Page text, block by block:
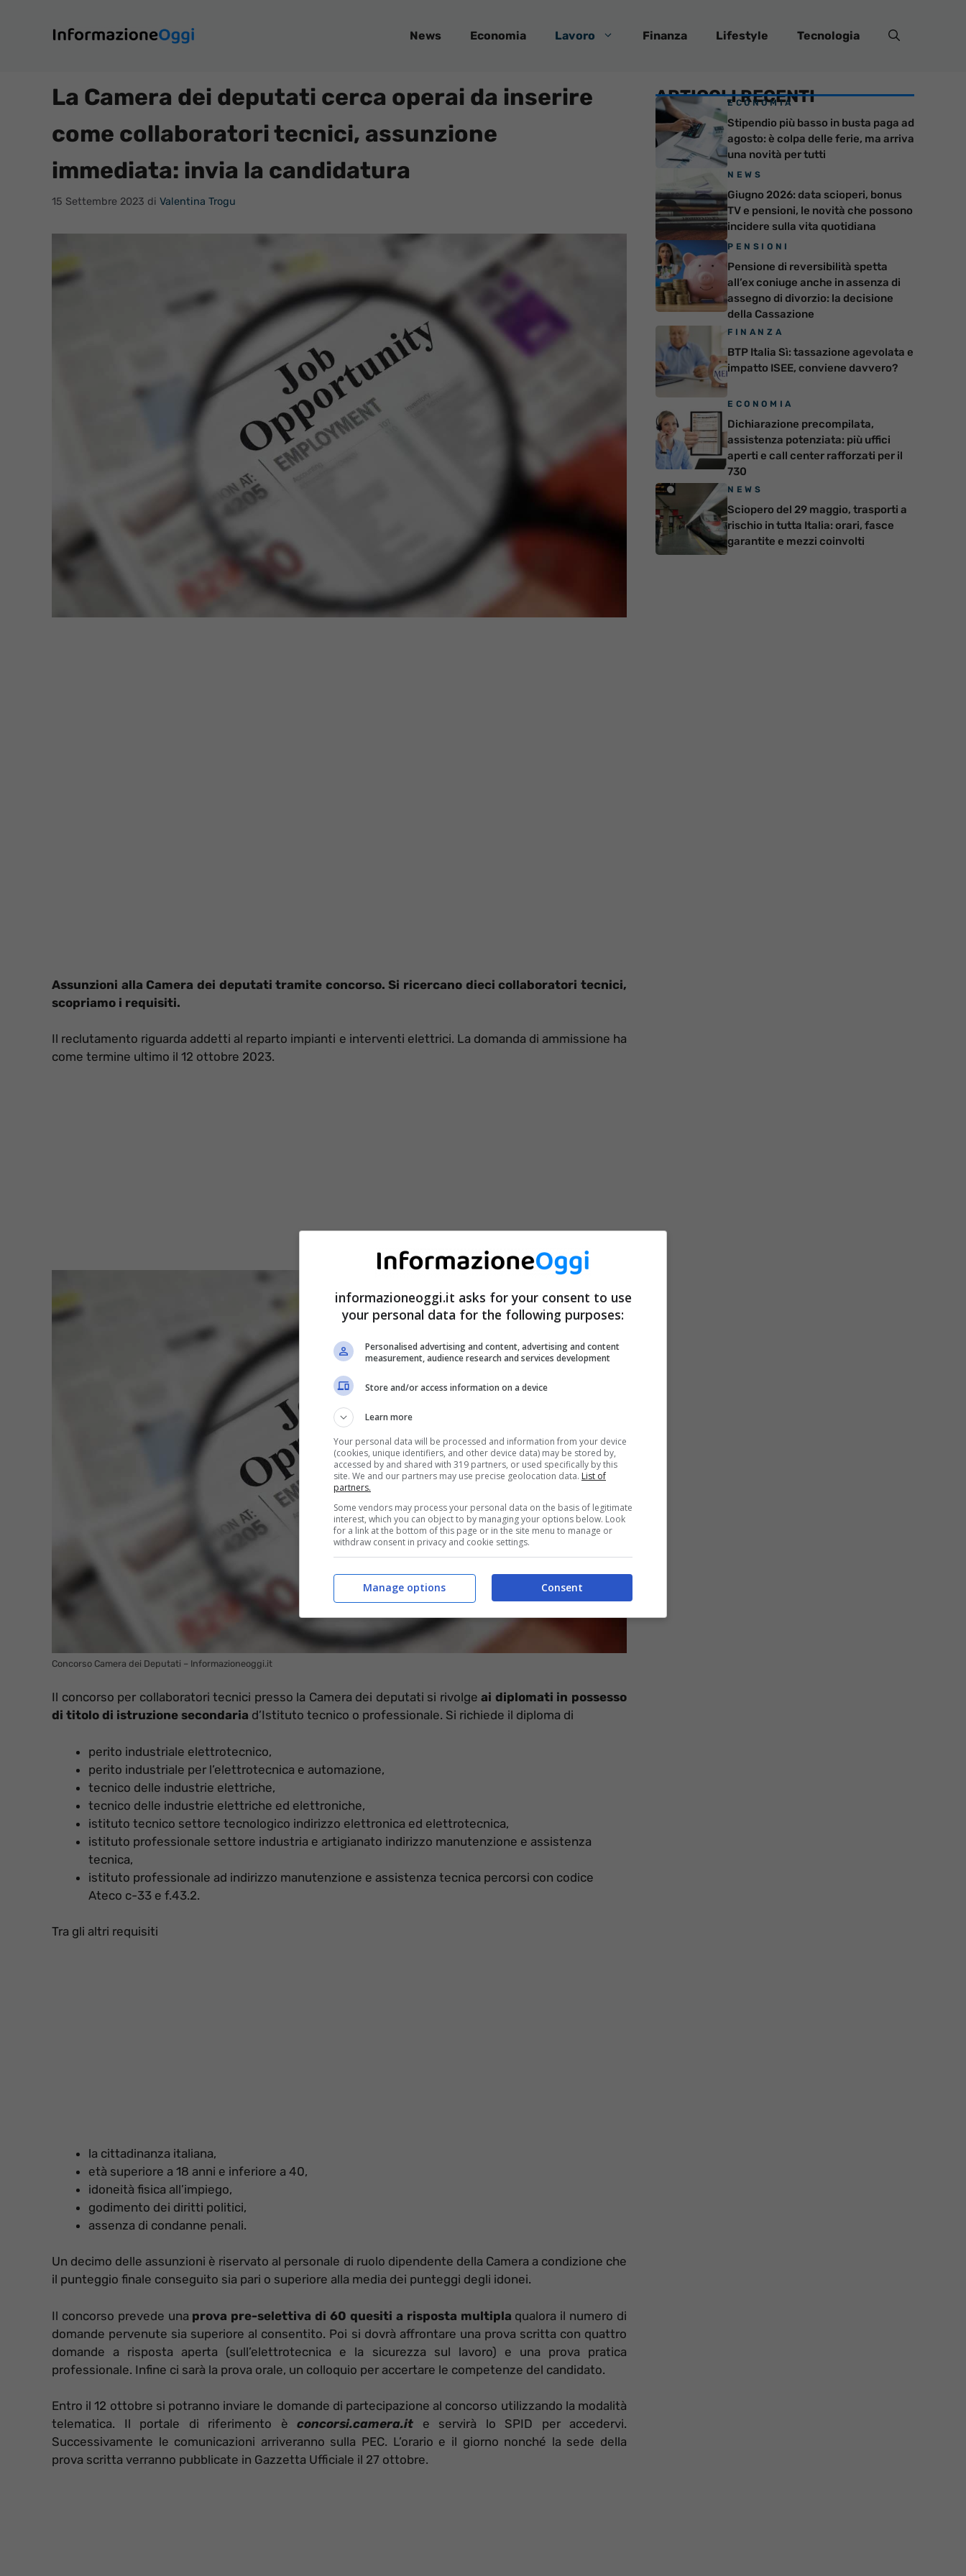
contenuto
News Economia Lavoro Finanza Lifestyle Tecnologia
La Camera dei deputati cerca operai da inserire
come collaboratori tecnici, assunzione
immediata: invia la candidatura
15 Settembre 2023 di Valentina Trogu
Assunzioni alla Camera dei deputati tramite concorso. Si ricercano dieci collaboratori tecnici,
scopriamo i requisiti.
Il reclutamento riguarda addetti al reparto impianti e interventi elettrici. La domanda di ammissione ha
come termine ultimo il 12 ottobre 2023.
Concorso Camera dei Deputati – Informazioneoggi.it
Il concorso per collaboratori tecnici presso la Camera dei deputati si rivolgeai diplomati in possesso
di titolo di istruzione secondaria d’Istituto tecnico o professionale. Si richiede il diploma di
perito industriale elettrotecnico,
perito industriale per l’elettrotecnica e automazione,
tecnico delle industrie elettriche,
tecnico delle industrie elettriche ed elettroniche,
istituto tecnico settore tecnologico indirizzo elettronica ed elettrotecnica,
istituto professionale settore industria e artigianato indirizzo manutenzione e assistenza
tecnica,
istituto professionale ad indirizzo manutenzione e assistenza tecnica percorsi con codice
Ateco c-33 e f.43.2.
Tra gli altri requisiti
la cittadinanza italiana,
età superiore a 18 anni e inferiore a 40,
idoneità fisica all’impiego,
godimento dei diritti politici,
assenza di condanne penali.
Un decimo delle assunzioni è riservato al personale di ruolo dipendente della Camera a condizione che
il punteggio finale conseguito sia pari o superiore alla media dei punteggi degli idonei.
Il concorso prevede una prova pre-selettiva di 60 quesiti a risposta multipla qualora il numero di
domande pervenute sia superiore al consentito. Poi si dovrà affrontare una prova scritta con quattro
domande a risposta aperta (sull’elettrotecnica e la sicurezza sul lavoro) e una prova pratica
professionale. Infine ci sarà la prova orale, un colloquio per accertare le competenze del candidato.
Entro il 12 ottobre si potranno inviare le domande di partecipazione al concorso utilizzando la modalità
telematica. Il portale di riferimento è concorsi.camera.it
e servirà lo SPID per accedervi.
Successivamente le comunicazioni arriveranno sulla PEC. L’orario e il giorno nonché la sede della
prova scritta verranno pubblicate in Gazzetta Ufficiale il 27 ottobre.
ARTICOLI RECENTI
ECONOMIA
Stipendio più basso in busta paga ad
agosto: è colpa delle ferie, ma arriva
una novità per tutti
NEWS
Giugno 2026: data scioperi, bonus
TV e pensioni, le novità che possono
incidere sulla vita quotidiana
PENSIONI
Pensione di reversibilità spetta
all’ex coniuge anche in assenza di
assegno di divorzio: la decisione
della Cassazione
FINANZA
BTP Italia Sì: tassazione agevolata e
impatto ISEE, conviene davvero?
ECONOMIA
Dichiarazione precompilata,
assistenza potenziata: più uffici
aperti e call center rafforzati per il
730
NEWS
Sciopero del 29 maggio, trasporti a
rischio in tutta Italia: orari, fasce
garantite e mezzi coinvolti
informazioneoggi.it asks for your consent to use
your personal data for the following purposes:
Personalised advertising and content, advertising and content
measurement, audience research and services development
Store and/or access information on a device
Learn more
Your personal data will be processed and information from your device
(cookies, unique identifiers, and other device data) may be stored by,
accessed by and shared with 319 partners, or used specifically by this
site. We and our partners may use precise geolocation data. List of
partners.
Some vendors may process your personal data on the basis of legitimate
interest, which you can object to by managing your options below. Look
for a link at the bottom of this page or in the site menu to manage or
withdraw consent in privacy and cookie settings.
Consent
Manage options